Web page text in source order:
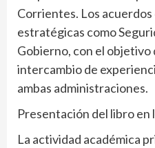
Corrientes. Los
estratégicas como
Gobierno, con el
intercambio de
ambas administraciones.
Presentación del libro en
La actividad académica